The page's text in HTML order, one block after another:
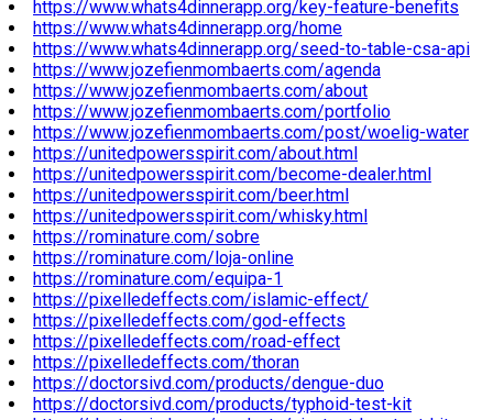
https://www.whats4dinnerapp.org/key-feature-benefits
https://www.whats4dinnerapp.org/home
https://www.whats4dinnerapp.org/seed-to-table-csa-api
https://www.jozefienmombaerts.com/agenda
https://www.jozefienmombaerts.com/about
https://www.jozefienmombaerts.com/portfolio
https://www.jozefienmombaerts.com/post/woelig-water
https://unitedpowersspirit.com/about.html
https://unitedpowersspirit.com/become-dealer.html
https://unitedpowersspirit.com/beer.html
https://unitedpowersspirit.com/whisky.html
https://rominature.com/sobre
https://rominature.com/loja-online
https://rominature.com/equipa-1
https://pixelledeffects.com/islamic-effect/
https://pixelledeffects.com/god-effects
https://pixelledeffects.com/road-effect
https://pixelledeffects.com/thoran
https://doctorsivd.com/products/dengue-duo
https://doctorsivd.com/products/typhoid-test-kit